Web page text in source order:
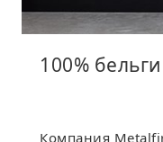
100%
Компания